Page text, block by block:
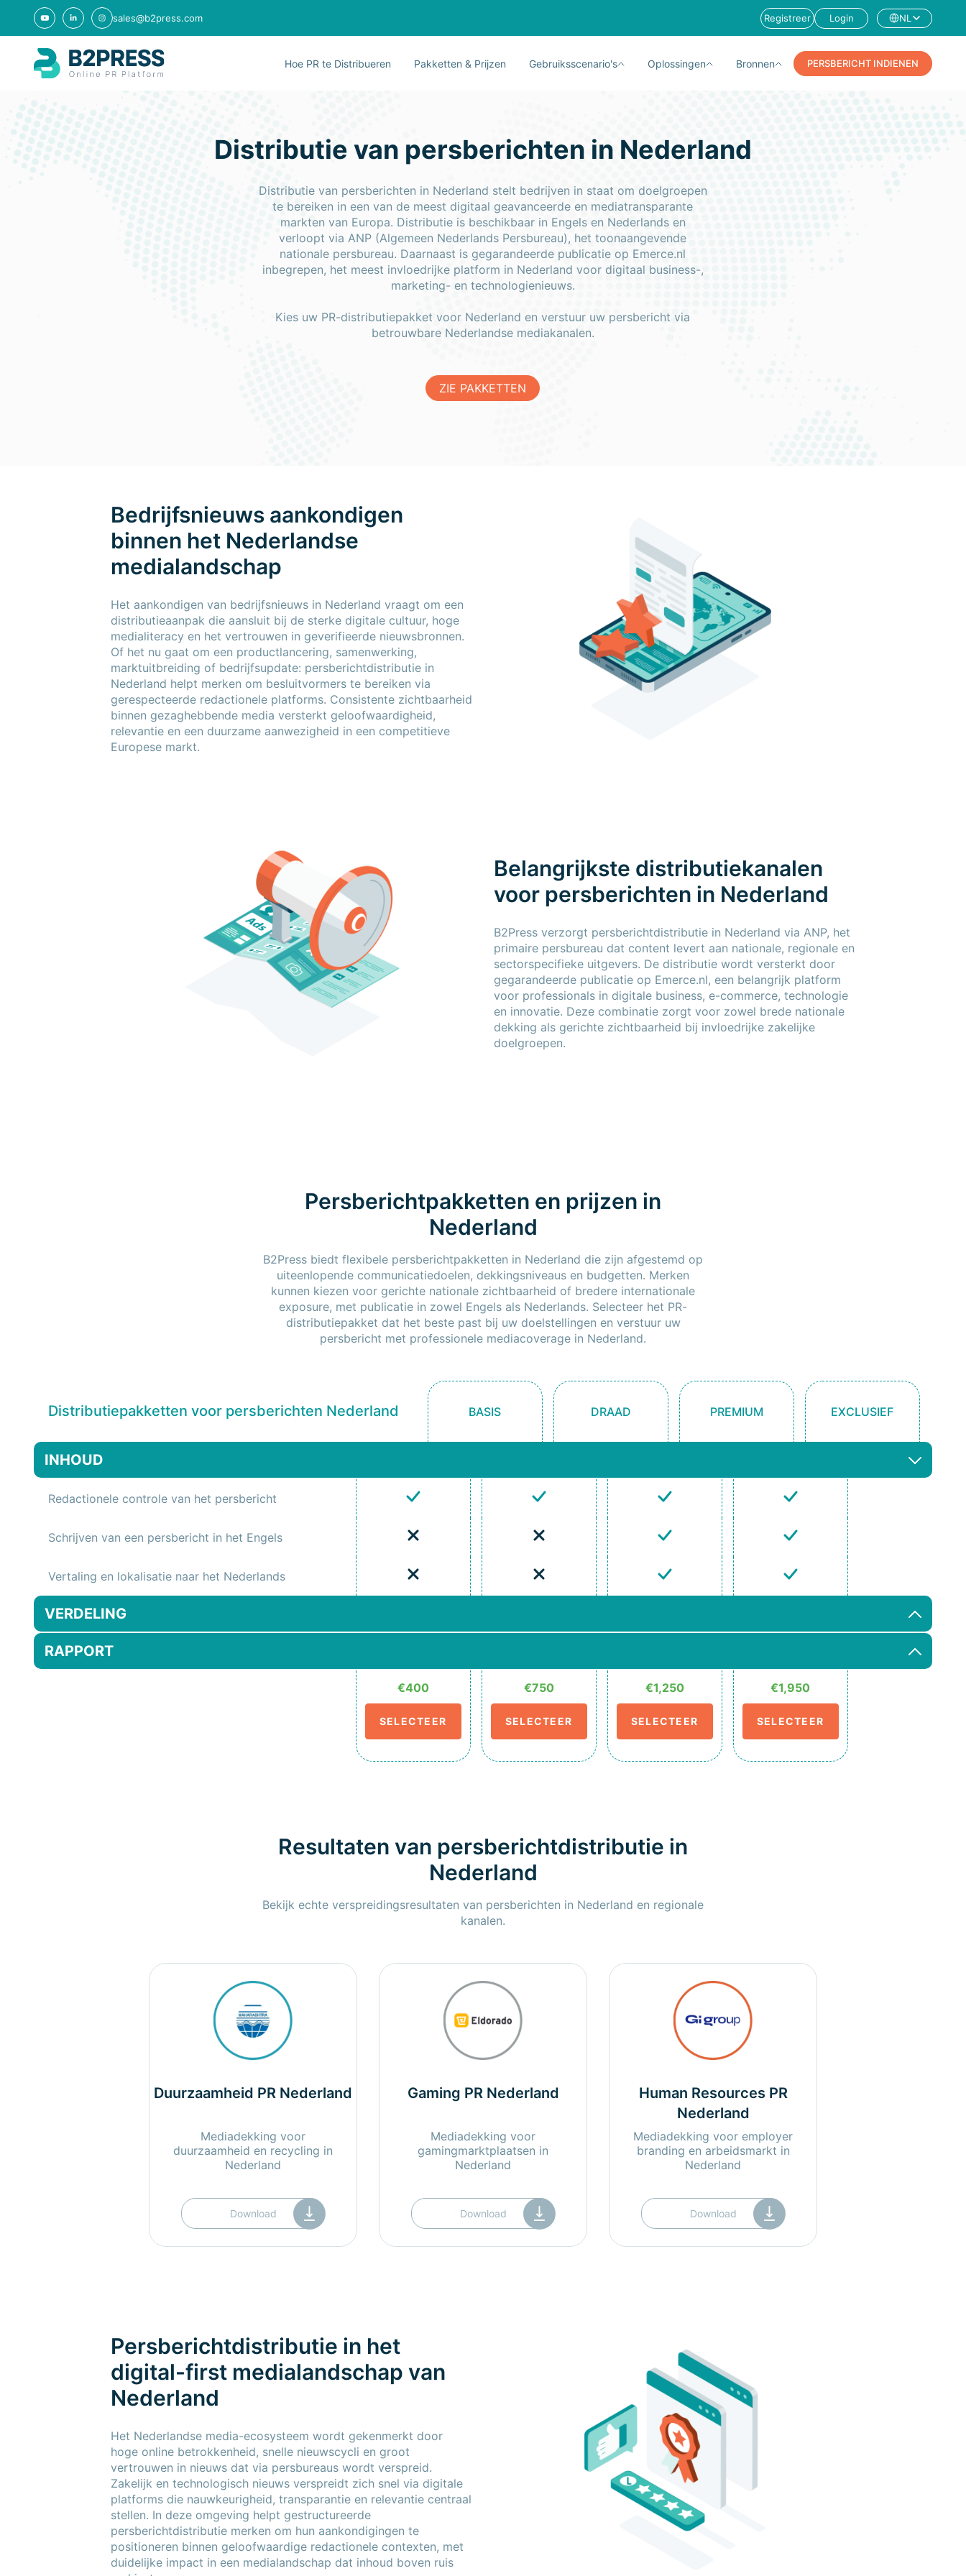
sales@b2press.com Registreer Login NL
Hoe PR te Distribueren Pakketten & Prijzen Gebruiksscenario's Oplossingen Bronnen PERSBERICHT INDIENEN
Distributie van persberichten in Nederland
Distributie van persberichten in Nederland stelt bedrijven in staat om doelgroepen
te bereiken in een van de meest digitaal geavanceerde en mediatransparante
markten van Europa. Distributie is beschikbaar in Engels en Nederlands en
verloopt via ANP (Algemeen Nederlands Persbureau), het toonaangevende
nationale persbureau. Daarnaast is gegarandeerde publicatie op Emerce.nl
inbegrepen, het meest invloedrijke platform in Nederland voor digitaal business-,
marketing- en technologienieuws.
Kies uw PR-distributiepakket voor Nederland en verstuur uw persbericht via
betrouwbare Nederlandse mediakanalen.
ZIE PAKKETTEN
Bedrijfsnieuws aankondigen
binnen het Nederlandse
medialandschap
Het aankondigen van bedrijfsnieuws in Nederland vraagt om een
distributieaanpak die aansluit bij de sterke digitale cultuur, hoge
medialiteracy en het vertrouwen in geverifieerde nieuwsbronnen.
Of het nu gaat om een productlancering, samenwerking,
marktuitbreiding of bedrijfsupdate: persberichtdistributie in
Nederland helpt merken om besluitvormers te bereiken via
gerespecteerde redactionele platforms. Consistente zichtbaarheid
binnen gezaghebbende media versterkt geloofwaardigheid,
relevantie en een duurzame aanwezigheid in een competitieve
Europese markt.
Belangrijkste distributiekanalen
voor persberichten in Nederland
B2Press verzorgt persberichtdistributie in Nederland via ANP, het
primaire persbureau dat content levert aan nationale, regionale en
sectorspecifieke uitgevers. De distributie wordt versterkt door
gegarandeerde publicatie op Emerce.nl, een belangrijk platform
voor professionals in digitale business, e-commerce, technologie
en innovatie. Deze combinatie zorgt voor zowel brede nationale
dekking als gerichte zichtbaarheid bij invloedrijke zakelijke
doelgroepen.
Persberichtpakketten en prijzen in
Nederland
B2Press biedt flexibele persberichtpakketten in Nederland die zijn afgestemd op
uiteenlopende communicatiedoelen, dekkingsniveaus en budgetten. Merken
kunnen kiezen voor gerichte nationale zichtbaarheid of bredere internationale
exposure, met publicatie in zowel Engels als Nederlands. Selecteer het PR-
distributiepakket dat het beste past bij uw doelstellingen en verstuur uw
persbericht met professionele mediacoverage in Nederland.
Distributiepakketten voor persberichten Nederland BASIS DRAAD PREMIUM EXCLUSIEF
INHOUD
Redactionele controle van het persbericht
Schrijven van een persbericht in het Engels
Vertaling en lokalisatie naar het Nederlands
VERDELING
RAPPORT
€400
SELECTEER
€750
SELECTEER
€1,250
SELECTEER
€1,950
SELECTEER
Resultaten van persberichtdistributie in
Nederland
Bekijk echte verspreidingsresultaten van persberichten in Nederland en regionale
kanalen.
Duurzaamheid PR Nederland
Mediadekking voor
duurzaamheid en recycling in
Nederland
Download
Gaming PR Nederland
Mediadekking voor
gamingmarktplaatsen in
Nederland
Download
Human Resources PR
Nederland
Mediadekking voor employer
branding en arbeidsmarkt in
Nederland
Download
Persberichtdistributie in het
digital-first medialandschap van
Nederland
Het Nederlandse media-ecosysteem wordt gekenmerkt door
hoge online betrokkenheid, snelle nieuwscycli en groot
vertrouwen in nieuws dat via persbureaus wordt verspreid.
Zakelijk en technologisch nieuws verspreidt zich snel via digitale
platforms die nauwkeurigheid, transparantie en relevantie centraal
stellen. In deze omgeving helpt gestructureerde
persberichtdistributie merken om hun aankondigingen te
positioneren binnen geloofwaardige redactionele contexten, met
duidelijke impact in een medialandschap dat inhoud boven ruis